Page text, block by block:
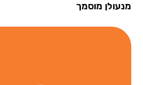
מוסמך